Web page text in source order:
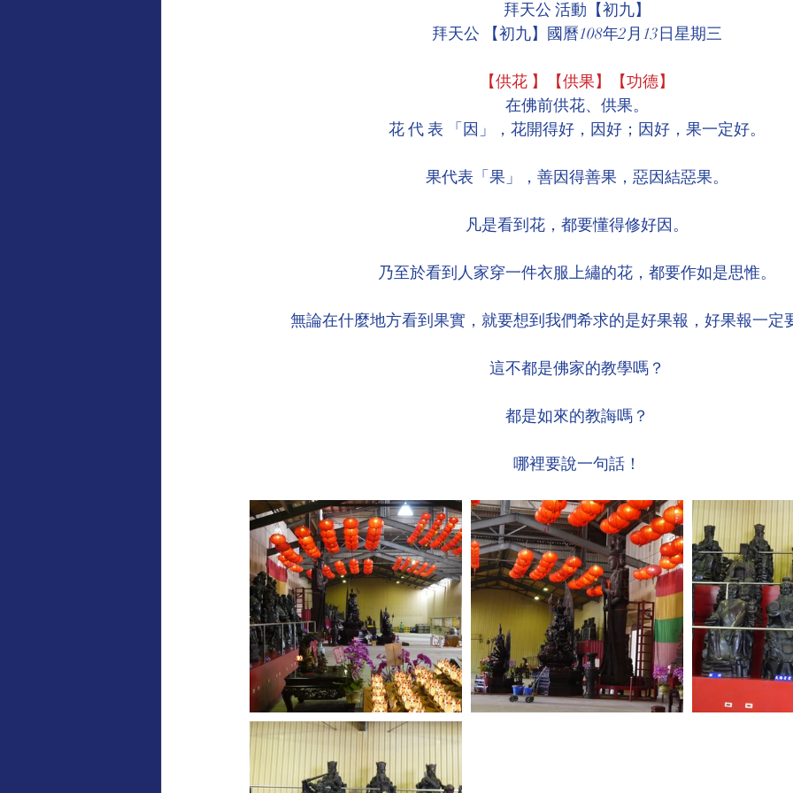
環境介紹 壇院規則/玄人公告 各尊神佛介紹
拜天公 活動【初九】
拜天公 【初九】國曆108年2月13日星期三
【供花 】【供果】【功德】
在佛前供花、供果。
花 代 表 「因」，花開得好，因好；因好，果一定好。
果代表「果」，善因得善果，惡因結惡果。
凡是看到花，都要懂得修好因。
乃至於看到人家穿一件衣服上繡的花，都要作如是思惟。
無論在什麼地方看到果實，就要想到我們希求的是好果報，好果報一定
這不都是佛家的教學嗎？
都是如來的教誨嗎？
哪裡要說一句話！